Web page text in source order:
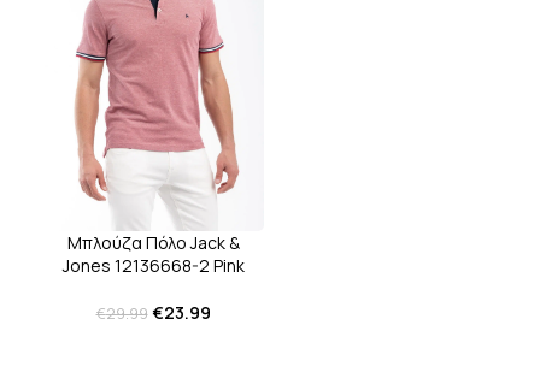
Μπλούζα Πόλο Jack &
Jones 12136668-2 Pink
€29.99 €23.99